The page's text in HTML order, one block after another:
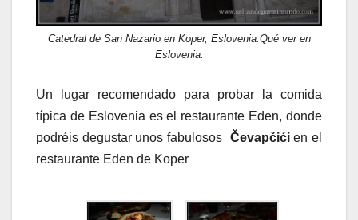
Catedral de San Nazario en Koper, Eslovenia.Qué ver en
Eslovenia.
Un lugar recomendado para probar la comida
típica de Eslovenia es el restaurante Eden, donde
podréis degustar unos fabulosos Čevapčićien el
restaurante Eden de Koper